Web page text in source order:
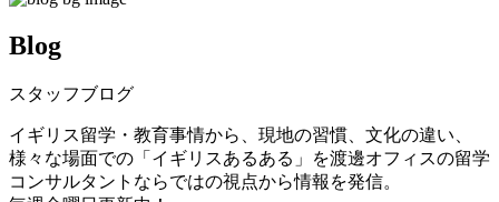
Blog
スタッフブログ
イギリス留学・教育事情から、現地の習慣、文化の違い、
様々な場面での「イギリスあるある」を渡邊オフィスの留学
コンサルタントならではの視点から情報を発信。